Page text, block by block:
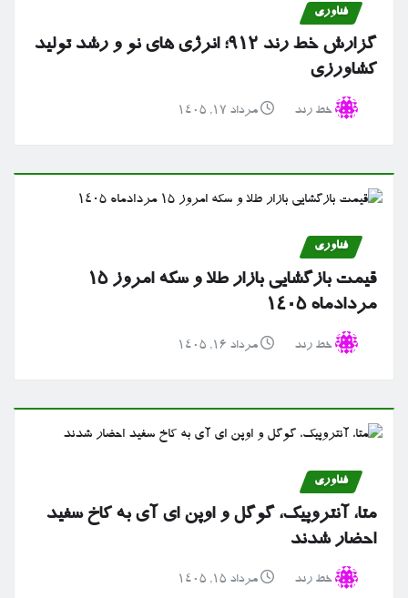
فناوری
گزارش خط رند ۹۱۲؛ انرژی های نو و رشد تولید
کشاورزی
خط رند مرداد ۱۷, ۱۴۰۵
فناوری
قیمت بازگشایی بازار طلا و سکه امروز ۱۵
مردادماه ۱۴۰۵
خط رند مرداد ۱۶, ۱۴۰۵
فناوری
متا، آنتروپیک، گوگل و اوپن ای آی به کاخ سفید
احضار شدند
خط رند مرداد ۱۵, ۱۴۰۵